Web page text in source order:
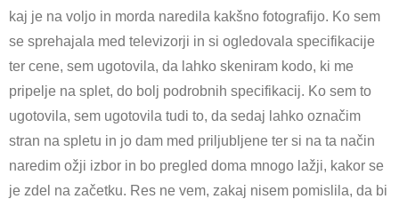
kaj je na voljo in morda naredila kakšno fotografijo. Ko sem
se sprehajala med televizorji in si ogledovala specifikacije
ter cene, sem ugotovila, da lahko skeniram kodo, ki me
pripelje na splet, do bolj podrobnih specifikacij. Ko sem to
ugotovila, sem ugotovila tudi to, da sedaj lahko označim
stran na spletu in jo dam med priljubljene ter si na ta način
naredim ožji izbor in bo pregled doma mnogo lažji, kakor se
je zdel na začetku. Res ne vem, zakaj nisem pomislila, da bi